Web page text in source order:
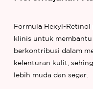
Formula Hexyl-Retinol
klinis untuk
berkontribusi dalam
kelenturan kulit,
lebih muda dan segar.